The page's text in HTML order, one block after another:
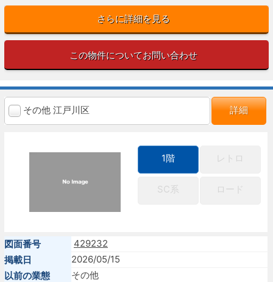
さらに詳細を見る
この物件についてお問い合わせ
その他 江戸川区 詳細
1階 レトロ
SC系 ロード
図面番号
429232
掲載日
2026/05/15
以前の業態
その他